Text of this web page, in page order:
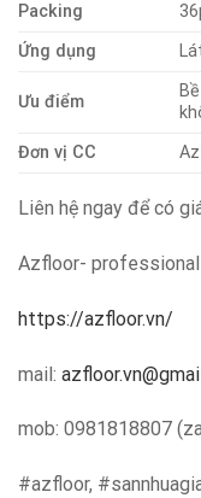
Packing
Ứng dụng
Ưu điểm
Đơn vị CC
Liên hệ ngay để có
Azfloor-
https://azfloor.vn/
mail:
mob: 0981818807
#azfloor,